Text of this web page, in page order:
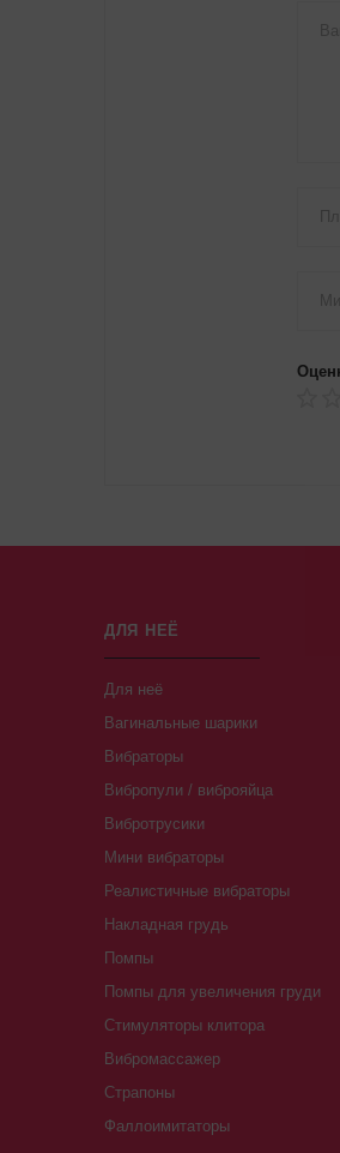
ДЛЯ НЕЁ
Для неё
Вагинальные шарики
Вибраторы
Вибропули / виброяйца
Вибротрусики
Мини вибраторы
Реалистичные вибраторы
Накладная грудь
Помпы
Помпы для увеличения груди
Стимуляторы клитора
Вибромассажер
Страпоны
Фаллоимитаторы